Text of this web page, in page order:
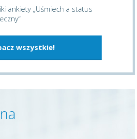
ankiety „Uśmiech a status
wszystkie!